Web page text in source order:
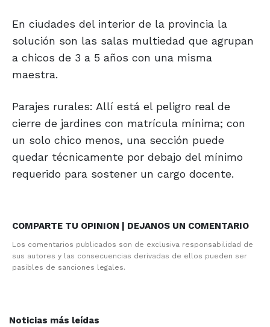
En ciudades del interior de la provincia la
solución son las salas multiedad que agrupan
a chicos de 3 a 5 años con una misma
maestra.
Parajes rurales: Allí está el peligro real de
cierre de jardines con matrícula mínima; con
un solo chico menos, una sección puede
quedar técnicamente por debajo del mínimo
requerido para sostener un cargo docente.
COMPARTE TU OPINION | DEJANOS UN COMENTARIO
Los comentarios publicados son de exclusiva responsabilidad de
sus autores y las consecuencias derivadas de ellos pueden ser
pasibles de sanciones legales.
Noticias más leídas